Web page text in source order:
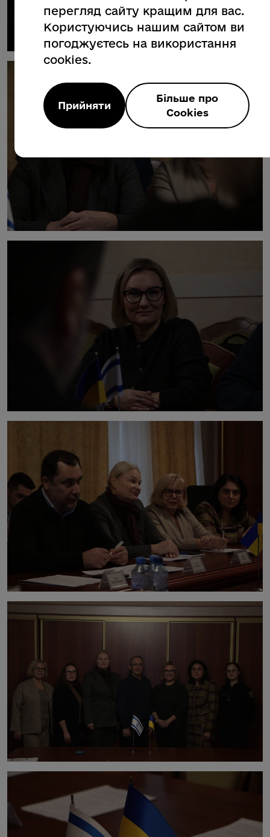
перегляд сайту кращим для вас.
Користуючись нашим сайтом ви
погоджуєтесь на використання
cookies.
Прийняти
Більше про
Cookies